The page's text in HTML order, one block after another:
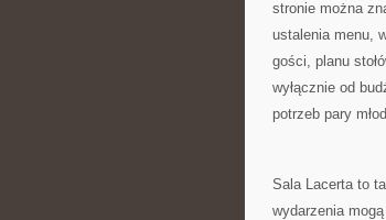
stronie można
ustalenia menu,
gości, planu
wyłącznie od
potrzeb pary
Sala Lacerta to
wydarzenia